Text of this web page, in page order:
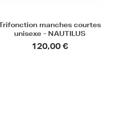
Trifonction manches courtes
unisexe - SWELL
120,00 €